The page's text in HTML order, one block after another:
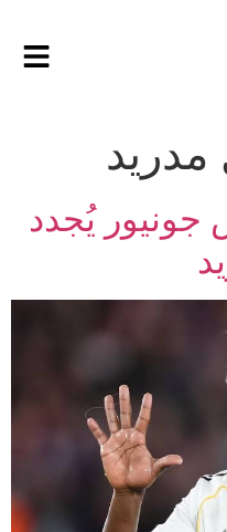
مدريد
يُجدد